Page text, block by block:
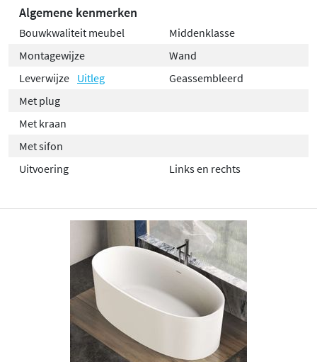
Algemene kenmerken
Bouwkwaliteit meubel
Middenklasse
Montagewijze
Wand
Leverwijze Uitleg
Geassembleerd
Met plug
Met kraan
Met sifon
Uitvoering
Links en rechts